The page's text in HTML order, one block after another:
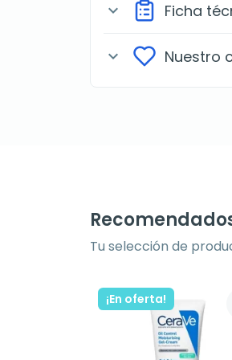
expand_more Ficha
expand_more Nuestro
Tu selección de
¡En oferta!